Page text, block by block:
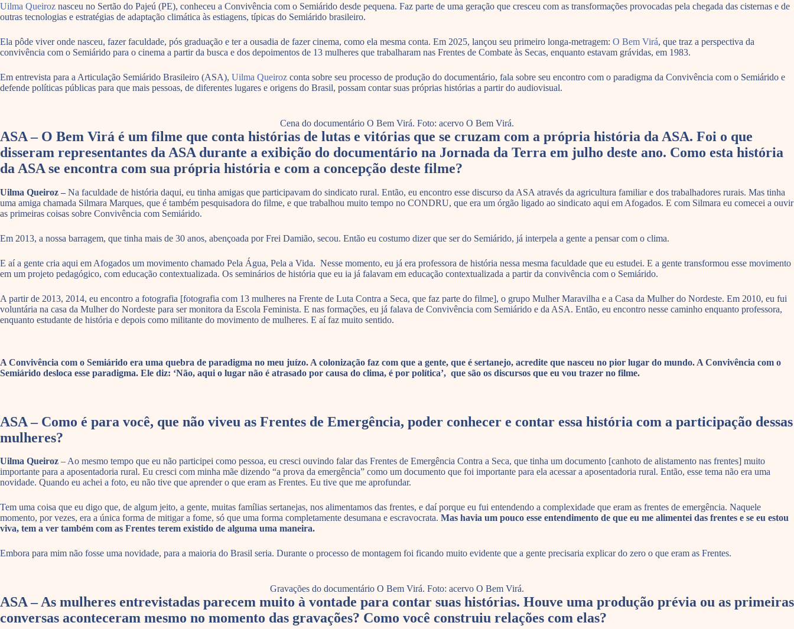
Uilma Queiroz nasceu no Sertão do Pajeú (PE), conheceu a Convivência com o Semiárido desde pequena. Faz parte de uma geração que cresceu com as transformações provocadas pela chegada das cisternas e de
outras tecnologias e estratégias de adaptação climática às estiagens, típicas do Semiárido brasileiro.
Ela pôde viver onde nasceu, fazer faculdade, pós graduação e ter a ousadia de fazer cinema, como ela mesma conta. Em 2025, lançou seu primeiro longa-metragem: O Bem Virá, que traz a perspectiva da
convivência com o Semiárido para o cinema a partir da busca e dos depoimentos de 13 mulheres que trabalharam nas Frentes de Combate às Secas, enquanto estavam grávidas, em 1983.
Em entrevista para a Articulação Semiárido Brasileiro (ASA), Uilma Queiroz conta sobre seu processo de produção do documentário, fala sobre seu encontro com o paradigma da Convivência com o Semiárido e
defende políticas públicas para que mais pessoas, de diferentes lugares e origens do Brasil, possam contar suas próprias histórias a partir do audiovisual.
Cena do documentário O Bem Virá. Foto: acervo O Bem Virá.
ASA – O Bem Virá é um filme que conta histórias de lutas e vitórias que se cruzam com a própria história da ASA. Foi o que
disseram representantes da ASA durante a exibição do documentário na Jornada da Terra em julho deste ano. Como esta história
da ASA se encontra com sua própria história e com a concepção deste filme?
Uilma Queiroz – Na faculdade de história daqui, eu tinha amigas que participavam do sindicato rural. Então, eu encontro esse discurso da ASA através da agricultura familiar e dos trabalhadores rurais. Mas tinha
uma amiga chamada Silmara Marques, que é também pesquisadora do filme, e que trabalhou muito tempo no CONDRU, que era um órgão ligado ao sindicato aqui em Afogados. E com Silmara eu comecei a ouvir
as primeiras coisas sobre Convivência com Semiárido.
Em 2013, a nossa barragem, que tinha mais de 30 anos, abençoada por Frei Damião, secou. Então eu costumo dizer que ser do Semiárido, já interpela a gente a pensar com o clima.
E aí a gente cria aqui em Afogados um movimento chamado Pela Água, Pela a Vida. Nesse momento, eu já era professora de história nessa mesma faculdade que eu estudei. E a gente transformou esse movimento
em um projeto pedagógico, com educação contextualizada. Os seminários de história que eu ia já falavam em educação contextualizada a partir da convivência com o Semiárido.
A partir de 2013, 2014, eu encontro a fotografia [fotografia com 13 mulheres na Frente de Luta Contra a Seca, que faz parte do filme], o grupo Mulher Maravilha e a Casa da Mulher do Nordeste. Em 2010, eu fui
voluntária na casa da Mulher do Nordeste para ser monitora da Escola Feminista. E nas formações, eu já falava de Convivência com Semiárido e da ASA. Então, eu encontro nesse caminho enquanto professora,
enquanto estudante de história e depois como militante do movimento de mulheres. E aí faz muito sentido.
A Convivência com o Semiárido era uma quebra de paradigma no meu juízo. A colonização faz com que a gente, que é sertanejo, acredite que nasceu no pior lugar do mundo. A Convivência com o
Semiárido desloca esse paradigma. Ele diz: ‘Não, aqui o lugar não é atrasado por causa do clima, é por política’, que são os discursos que eu vou trazer no filme.
ASA – Como é para você, que não viveu as Frentes de Emergência, poder conhecer e contar essa história com a participação dessas
mulheres?
Uilma Queiroz – Ao mesmo tempo que eu não participei como pessoa, eu cresci ouvindo falar das Frentes de Emergência Contra a Seca, que tinha um documento [canhoto de alistamento nas frentes] muito
importante para a aposentadoria rural. Eu cresci com minha mãe dizendo “a prova da emergência” como um documento que foi importante para ela acessar a aposentadoria rural. Então, esse tema não era uma
novidade. Quando eu achei a foto, eu não tive que aprender o que eram as Frentes. Eu tive que me aprofundar.
Tem uma coisa que eu digo que, de algum jeito, a gente, muitas famílias sertanejas, nos alimentamos das frentes, e daí porque eu fui entendendo a complexidade que eram as frentes de emergência. Naquele
momento, por vezes, era a única forma de mitigar a fome, só que uma forma completamente desumana e escravocrata. Mas havia um pouco esse entendimento de que eu me alimentei das frentes e se eu estou
viva, tem a ver também com as Frentes terem existido de alguma uma maneira.
Embora para mim não fosse uma novidade, para a maioria do Brasil seria. Durante o processo de montagem foi ficando muito evidente que a gente precisaria explicar do zero o que eram as Frentes.
Gravações do documentário O Bem Virá. Foto: acervo O Bem Virá.
ASA – As mulheres entrevistadas parecem muito à vontade para contar suas histórias. Houve uma produção prévia ou as primeiras
conversas aconteceram mesmo no momento das gravações? Como você construiu relações com elas?